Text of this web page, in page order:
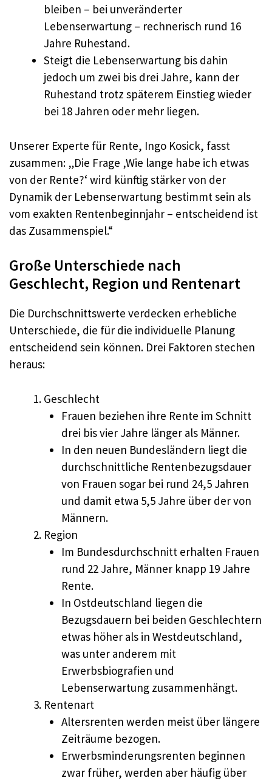
bleiben – bei unveränderter
Lebenserwartung – rechnerisch rund 16
Jahre Ruhestand.
Steigt die Lebenserwartung bis dahin
jedoch um zwei bis drei Jahre, kann der
Ruhestand trotz späterem Einstieg wieder
bei 18 Jahren oder mehr liegen.
Unserer Experte für Rente, Ingo Kosick, fasst
zusammen: „Die Frage ‚Wie lange habe ich etwas
von der Rente?‘ wird künftig stärker von der
Dynamik der Lebenserwartung bestimmt sein als
vom exakten Rentenbeginnjahr – entscheidend ist
das Zusammenspiel.“
Große Unterschiede nach
Geschlecht, Region und Rentenart
Die Durchschnittswerte verdecken erhebliche
Unterschiede, die für die individuelle Planung
entscheidend sein können. Drei Faktoren stechen
heraus:
Geschlecht
Frauen beziehen ihre Rente im Schnitt
drei bis vier Jahre länger als Männer.
In den neuen Bundesländern liegt die
durchschnittliche Rentenbezugsdauer
von Frauen sogar bei rund 24,5 Jahren
und damit etwa 5,5 Jahre über der von
Männern.
Region
Im Bundesdurchschnitt erhalten Frauen
rund 22 Jahre, Männer knapp 19 Jahre
Rente.
In Ostdeutschland liegen die
Bezugsdauern bei beiden Geschlechtern
etwas höher als in Westdeutschland,
was unter anderem mit
Erwerbsbiografien und
Lebenserwartung zusammenhängt.
Rentenart
Altersrenten werden meist über längere
Zeiträume bezogen.
Erwerbsminderungsrenten beginnen
zwar früher, werden aber häufig über